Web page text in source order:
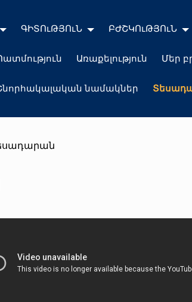
ԳԻՏՈւԹՅՈւՆ ԲԺՇԿՈւԹՅՈւՆ
Առաքելություն Մեր
նամակներ